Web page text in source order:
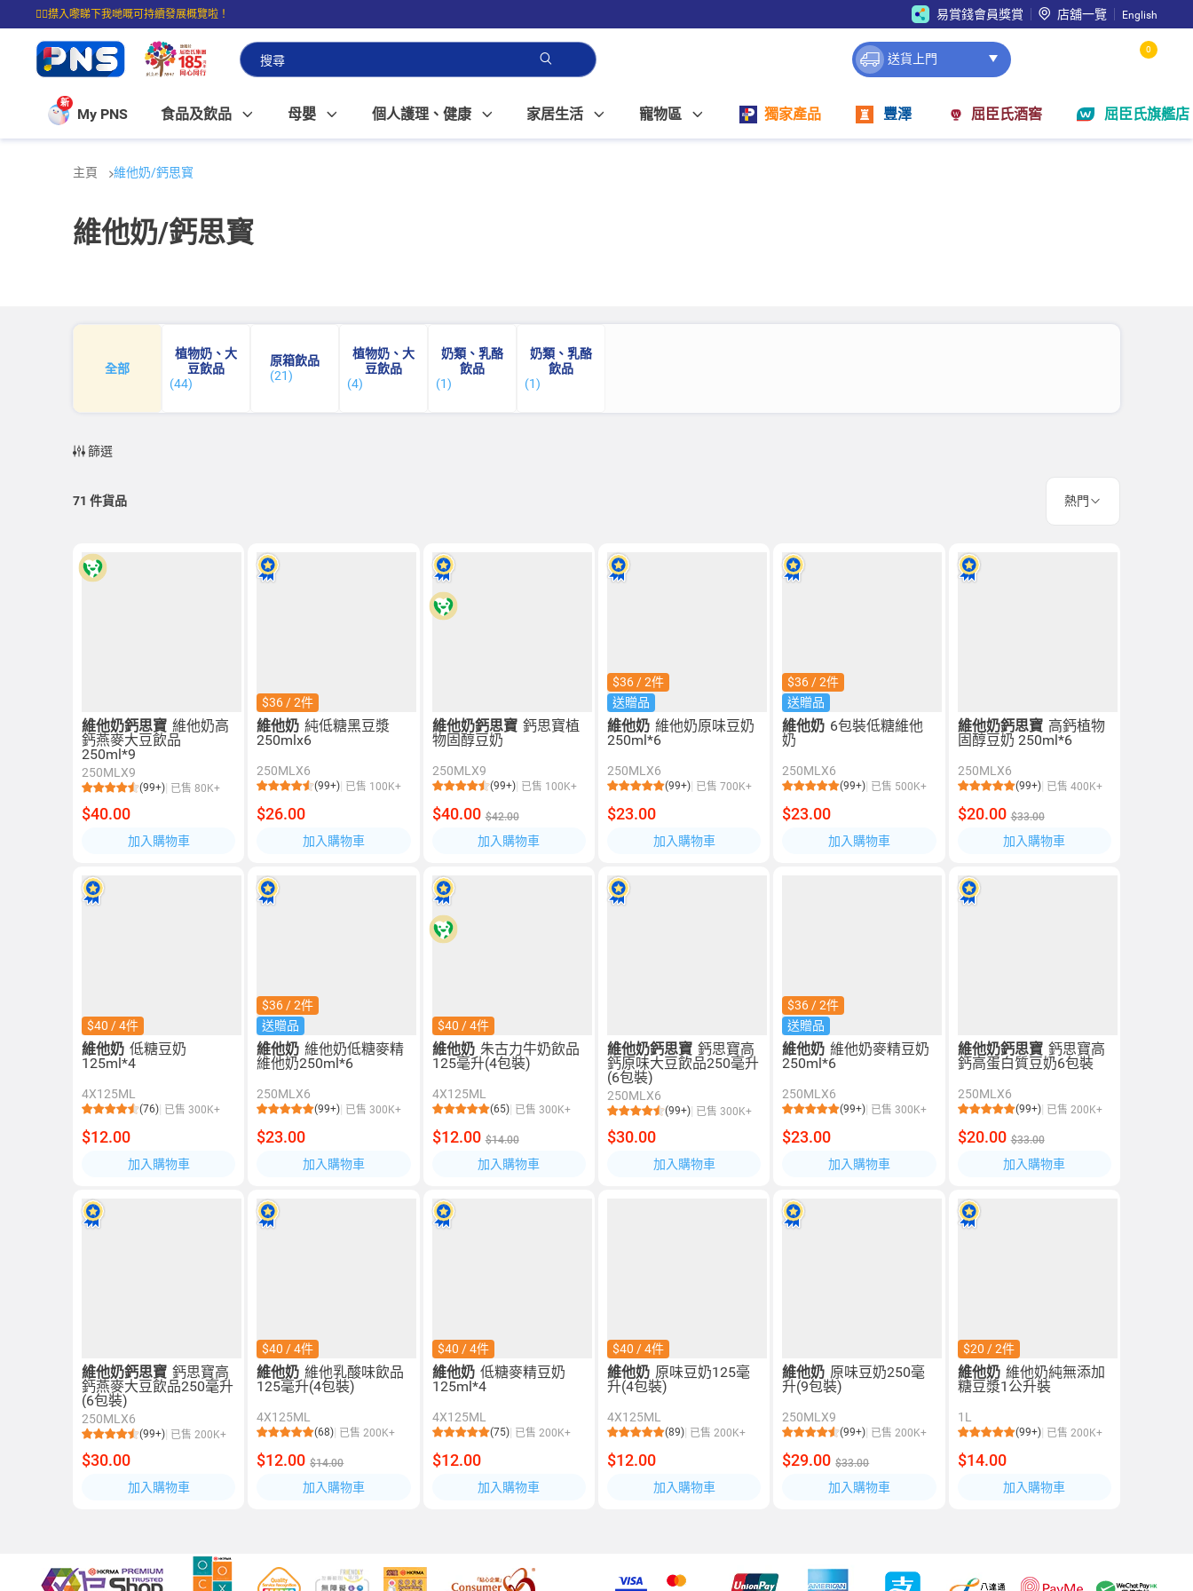
☝🏼㩒入嚟睇下我哋嘅可持續發展概覽啦！
⭐購物滿$399即享免費送貨；滿$100即可免費店取。
易賞錢會員獎賞 店舖一覽 English
送貨上門
0
新
My PNS 食品及飲品 母嬰 個人護理、健康 家居生活 寵物區 獨家產品 豐澤 屈臣氏酒窖 屈臣氏旗艦店
主頁 維他奶/鈣思寳
維他奶/鈣思寳
全部
植物奶、大
豆飲品
(44)
原箱飲品
(21)
植物奶、大
豆飲品
(4)
奶類、乳酪
飲品
(1)
奶類、乳酪
飲品
(1)
篩選
71 件貨品 熱門
維他奶鈣思寶 維他奶高
鈣燕麥大豆飲品
250ml*9
250MLX9
(99+) 已售 80K+
$40.00
加入購物車
$36 / 2件
維他奶 純低糖黑豆漿
250mlx6
250MLX6
(99+) 已售 100K+
$26.00
加入購物車
維他奶鈣思寶 鈣思寶植
物固醇豆奶
250MLX9
(99+) 已售 100K+
$40.00 $42.00
加入購物車
$36 / 2件
送贈品
維他奶 維他奶原味豆奶
250ml*6
250MLX6
(99+) 已售 700K+
$23.00
加入購物車
$36 / 2件
送贈品
維他奶 6包裝低糖維他
奶
250MLX6
(99+) 已售 500K+
$23.00
加入購物車
維他奶鈣思寶 高鈣植物
固醇豆奶 250ml*6
250MLX6
(99+) 已售 400K+
$20.00 $33.00
加入購物車
$40 / 4件
維他奶 低糖豆奶
125ml*4
4X125ML
(76) 已售 300K+
$12.00
加入購物車
$36 / 2件
送贈品
維他奶 維他奶低糖麥精
維他奶250ml*6
250MLX6
(99+) 已售 300K+
$23.00
加入購物車
$40 / 4件
維他奶 朱古力牛奶飲品
125毫升(4包裝)
4X125ML
(65) 已售 300K+
$12.00 $14.00
加入購物車
維他奶鈣思寶 鈣思寶高
鈣原味大豆飲品250毫升
(6包裝)
250MLX6
(99+) 已售 300K+
$30.00
加入購物車
$36 / 2件
送贈品
維他奶 維他奶麥精豆奶
250ml*6
250MLX6
(99+) 已售 300K+
$23.00
加入購物車
維他奶鈣思寶 鈣思寶高
鈣高蛋白質豆奶6包裝
250MLX6
(99+) 已售 200K+
$20.00 $33.00
加入購物車
維他奶鈣思寶 鈣思寶高
鈣燕麥大豆飲品250毫升
(6包裝)
250MLX6
(99+) 已售 200K+
$30.00
加入購物車
$40 / 4件
維他奶 維他乳酸味飲品
125毫升(4包裝)
4X125ML
(68) 已售 200K+
$12.00 $14.00
加入購物車
$40 / 4件
維他奶 低糖麥精豆奶
125ml*4
4X125ML
(75) 已售 200K+
$12.00
加入購物車
$40 / 4件
維他奶 原味豆奶125毫
升(4包裝)
4X125ML
(89) 已售 200K+
$12.00
加入購物車
維他奶 原味豆奶250毫
升(9包裝)
250MLX9
(99+) 已售 200K+
$29.00 $33.00
加入購物車
$20 / 2件
維他奶 維他奶純無添加
糖豆漿1公升裝
1L
(99+) 已售 200K+
$14.00
加入購物車